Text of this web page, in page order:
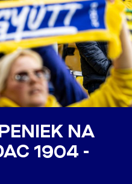
NA
1904 -